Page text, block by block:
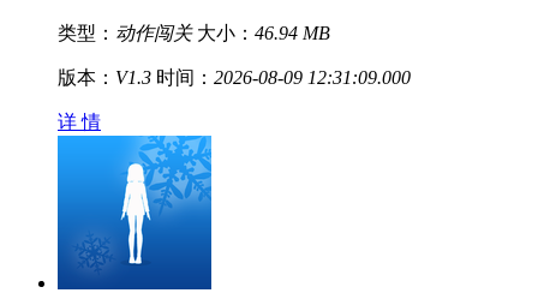
类型： 动作闯关 大小： 46.94 MB
版本： V1.3 时间： 2026-08-09 12:31:09.000
详 情